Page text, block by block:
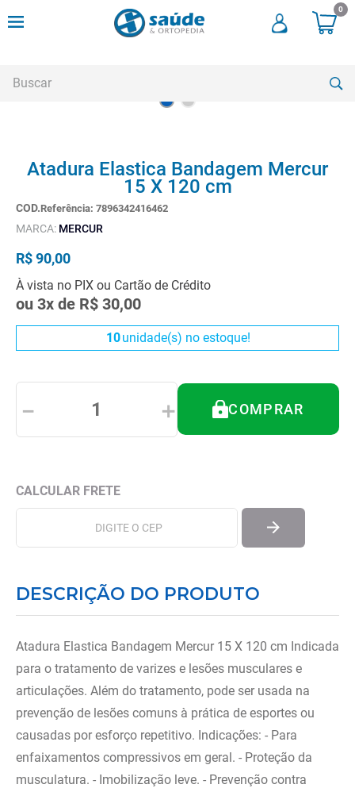
0
Atadura Elastica Bandagem Mercur
15 X 120 cm
Referência: 7896342416462
MARCA: MERCUR
R$90,00
À vista no PIX ou Cartão de Crédito
ou 3x de R$ 30,00
10unidade(s) no estoque!
＋
－ COMPRAR
DESCRIÇÃO DO PRODUTO
Atadura Elastica Bandagem Mercur 15 X 120 cm Indicada
para o tratamento de varizes e lesões musculares e
articulações. Além do tratamento, pode ser usada na
prevenção de lesões comuns à prática de esportes ou
causadas por esforço repetitivo. Indicações: - Para
enfaixamentos compressivos em geral. - Proteção da
musculatura. - Imobilização leve. - Prevenção contra
cadeira rodas
3º
andadores
4º
imobilizador joelho
5º
bota imobilizadora
6º
cadeira rodas agile
meia antitrombo
cadeira higienica